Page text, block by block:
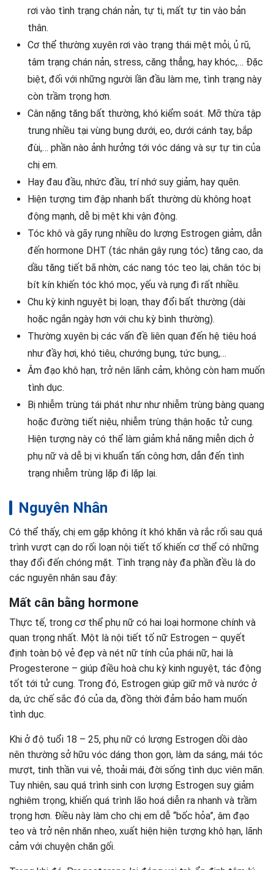
rơi vào tình trạng chán nản, tự ti, mất tự tin vào bản
thân.
Cơ thể thường xuyên rơi vào trạng thái mệt mỏi, ủ rũ,
tâm trạng chán nản, stress, căng thẳng, hay khóc,… Đặc
biệt, đối với những người lần đầu làm mẹ, tình trạng này
còn trầm trọng hơn.
Cân nặng tăng bất thường, khó kiểm soát. Mỡ thừa tập
trung nhiều tại vùng bụng dưới, eo, dưới cánh tay, bắp
đùi,… phần nào ảnh hưởng tới vóc dáng và sự tự tin của
chị em.
Hay đau đầu, nhức đầu, trí nhớ suy giảm, hay quên.
Hiện tượng tim đập nhanh bất thường dù không hoạt
động mạnh, dễ bị mệt khi vận động.
Tóc khô và gãy rụng nhiều do lượng Estrogen giảm, dẫn
đến hormone DHT (tác nhân gây rụng tóc) tăng cao, da
dầu tăng tiết bã nhờn, các nang tóc teo lại, chân tóc bị
bít kín khiến tóc khó mọc, yếu và rụng đi rất nhiều.
Chu kỳ kinh nguyệt bị loạn, thay đổi bất thường (dài
hoặc ngắn ngày hơn với chu kỳ bình thường).
Thường xuyên bị các vấn đề liên quan đến hệ tiêu hoá
như đầy hơi, khó tiêu, chướng bụng, tức bụng,…
Âm đạo khô hạn, trở nên lãnh cảm, không còn ham muốn
tình dục.
Bị nhiễm trùng tái phát như như nhiễm trùng bàng quang
hoặc đường tiết niệu, nhiễm trùng thận hoặc tử cung.
Hiện tượng này có thể làm giảm khả năng miễn dịch ở
phụ nữ và dễ bị vi khuẩn tấn công hơn, dẫn đến tình
trạng nhiễm trùng lặp đi lặp lại.
Nguyên Nhân
Có thể thấy, chị em gặp không ít khó khăn và rắc rối sau quá
trình vượt cạn do rối loạn nội tiết tố khiến cơ thể có những
thay đổi đến chóng mặt. Tình trạng này đa phần đều là do
các nguyên nhân sau đây:
Mất cân bằng hormone
Thực tế, trong cơ thể phụ nữ có hai loại hormone chính và
quan trọng nhất. Một là nội tiết tố nữ Estrogen – quyết
định toàn bộ vẻ đẹp và nét nữ tính của phái nữ, hai là
Progesterone – giúp điều hoà chu kỳ kinh nguyệt, tác động
tốt tới tử cung. Trong đó, Estrogen giúp giữ mỡ và nước ở
da, ức chế sắc đó của da, đồng thời đảm bảo ham muốn
tình dục.
Khi ở độ tuổi 18 – 25, phụ nữ có lượng Estrogen dồi dào
nên thường sở hữu vóc dáng thon gọn, làm da sáng, mái tóc
mượt, tinh thần vui vẻ, thoải mái, đời sống tình dục viên mãn.
Tuy nhiên, sau quá trình sinh con lượng Estrogen suy giảm
nghiêm trọng, khiến quá trình lão hoá diễn ra nhanh và trầm
trọng hơn. Điều này làm cho chị em dễ “bốc hỏa”, âm đạo
teo và trở nên nhăn nheo, xuất hiện hiện tượng khô hạn, lãnh
cảm với chuyện chăn gối.